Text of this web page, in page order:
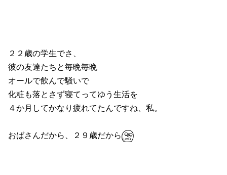
２２歳の学生でさ、
彼の友達たちと毎晩毎晩
オールで飲んで騒いで
化粧も落とさず寝てってゆう生活を
４か月してかなり疲れてたんですね、私。
おばさんだから、２９歳だから